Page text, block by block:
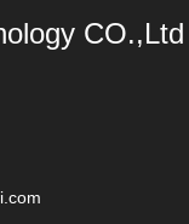
CO.,Ltd